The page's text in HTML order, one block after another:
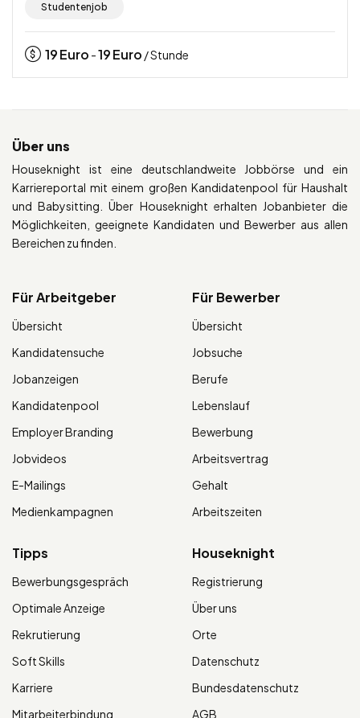
Studentenjob
19Euro -19Euro / Stunde
Über uns
Houseknight ist eine deutschlandweite Jobbörse und ein
Karriereportal mit einem großen Kandidatenpool für Haushalt
und Babysitting. Über Houseknight erhalten Jobanbieter die
Möglichkeiten, geeignete Kandidaten und Bewerber aus allen
Bereichen zu finden.
Für Arbeitgeber
Übersicht
Kandidatensuche
Jobanzeigen
Kandidatenpool
Employer Branding
Jobvideos
E-Mailings
Medienkampagnen
Für Bewerber
Übersicht
Jobsuche
Berufe
Lebenslauf
Bewerbung
Arbeitsvertrag
Gehalt
Arbeitszeiten
Tipps
Bewerbungsgespräch
Optimale Anzeige
Rekrutierung
Soft Skills
Karriere
Mitarbeiterbindung
Houseknight
Registrierung
Über uns
Orte
Datenschutz
Bundesdatenschutz
AGB